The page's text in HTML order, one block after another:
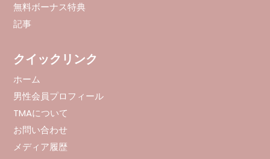
無料ボーナス特典
記事
クイックリンク
ホーム
男性会員プロフィール
TMAについて
お問い合わせ
メディア履歴